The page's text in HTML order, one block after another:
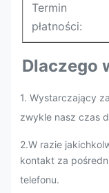
Termin
płatności:
Dlaczego
1. Wystarczający
zwykle nasz czas
2.W razie
kontakt za
telefonu.